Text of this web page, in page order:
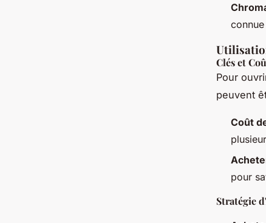
Clés et
Pour
peuvent
Coût
pour
Stratégie